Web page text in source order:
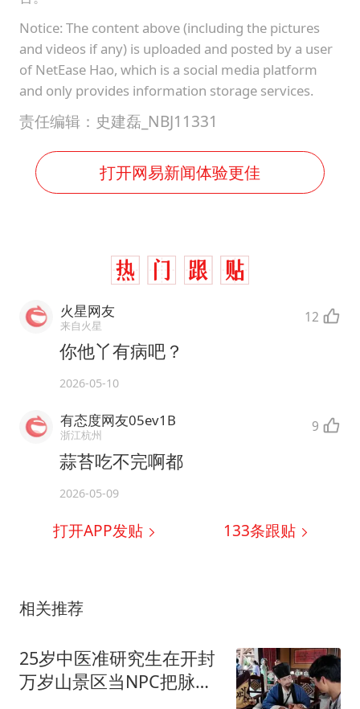
Notice: The content above (including the pictures
and videos if any) is uploaded and posted by a user
of NetEase Hao, which is a social media platform
and only provides information storage services.
责任编辑：史建磊_NBJ11331
打开网易新闻体验更佳
火星网友
来自火星 12
你他丫有病吧？
2026-05-10
有态度网友05ev1B
浙江杭州 9
蒜苔吃不完啊都
2026-05-09
打开APP发贴 133条跟贴
相关推荐
25岁中医准研究生在开封
万岁山景区当NPC把脉走